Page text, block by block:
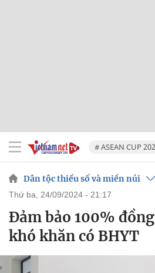
# ASEAN CUP
Dân tộc thiểu số và miền núi
thứ ba, 24/09/2024 - 21:17
Đảm bảo 100%
khó khăn có BHYT